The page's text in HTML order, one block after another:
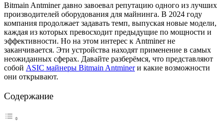
Bitmain Antminer давно завоевал репутацию одного из лучших
производителей оборудования для майнинга. В 2024 году
компания продолжает задавать темп, выпуская новые модели,
каждая из которых превосходит предыдущие по мощности и
эффективности. Но на этом интерес к Antminer не
заканчивается. Эти устройства находят применение в самых
неожиданных сферах. Давайте разберёмся, что представляют
собой ASIC майнеры Bitmain Antminerи какие возможности
они открывают.
Содержание